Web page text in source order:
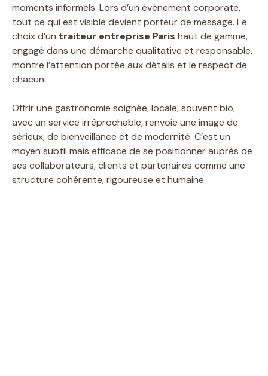
moments informels. Lors d’un évènement corporate,
tout ce qui est visible devient porteur de message. Le
choix d’un traiteur entreprise Paris haut de gamme,
engagé dans une démarche qualitative et responsable,
montre l’attention portée aux détails et le respect de
chacun.
Offrir une gastronomie soignée, locale, souvent bio,
avec un service irréprochable, renvoie une image de
sérieux, de bienveillance et de modernité. C’est un
moyen subtil mais efficace de se positionner auprès de
ses collaborateurs, clients et partenaires comme une
structure cohérente, rigoureuse et humaine.